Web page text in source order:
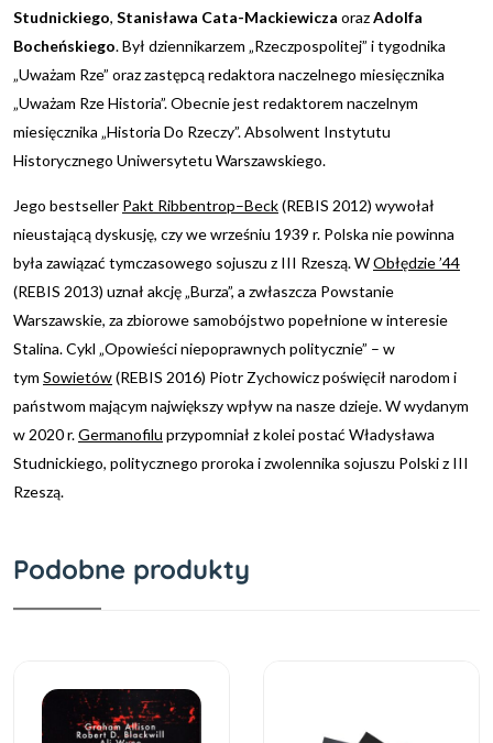
Studnickiego, Stanisława Cata-Mackiewicza orazAdolfa
Bocheńskiego. Był dziennikarzem „Rzeczpospolitej” i tygodnika
„Uważam Rze” oraz zastępcą redaktora naczelnego miesięcznika
„Uważam Rze Historia”. Obecnie jest redaktorem naczelnym
miesięcznika „Historia Do Rzeczy”. Absolwent Instytutu
Historycznego Uniwersytetu Warszawskiego.
Jego bestseller Pakt Ribbentrop–Beck(REBIS 2012) wywołał
nieustającą dyskusję, czy we wrześniu 1939 r. Polska nie powinna
była zawiązać tymczasowego sojuszu z III Rzeszą. WObłędzie ’44
(REBIS 2013) uznał akcję „Burza”, a zwłaszcza Powstanie
Warszawskie, za zbiorowe samobójstwo popełnione w interesie
Stalina. Cykl „Opowieści niepoprawnych politycznie” – w
tym Sowietów(REBIS 2016) Piotr Zychowicz poświęcił narodom i
państwom mającym największy wpływ na nasze dzieje. W wydanym
w 2020 r.Germanofilu przypomniał z kolei postać Władysława
Studnickiego, politycznego proroka i zwolennika sojuszu Polski z III
Rzeszą.
Podobne produkty